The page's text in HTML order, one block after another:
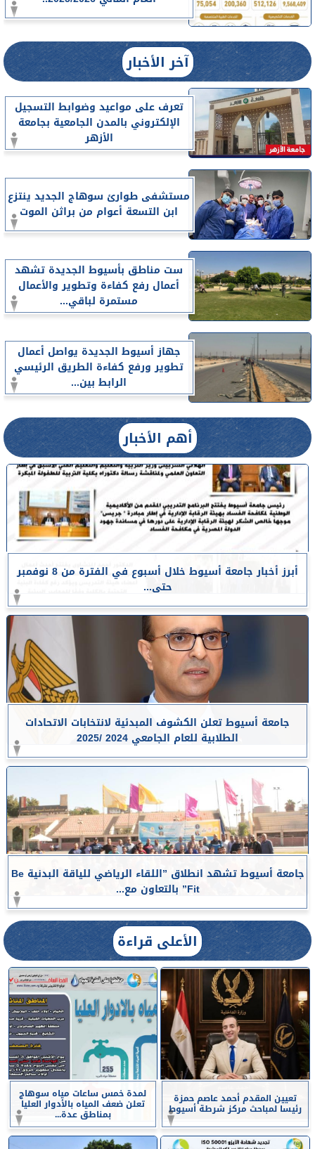
آخر الأخبار
تعرف على مواعيد وضوابط التسجيل
الإلكتروني بالمدن الجامعية بجامعة
الأزهر
مستشفى طوارئ سوهاج الجديد ينتزع
ابن التسعة أعوام من براثن الموت
ست مناطق بأسيوط الجديدة تشهد
أعمال رفع كفاءة وتطوير والأعمال
مستمرة لباقي...
جهاز أسيوط الجديدة يواصل أعمال
تطوير ورفع كفاءة الطريق الرئيسي
الرابط بين...
أهم الأخبار
أبرز أخبار جامعة أسيوط خلال أسبوع في الفترة من 8 نوفمبر
حتى...
جامعة أسيوط تعلن الكشوف المبدئية لانتخابات الاتحادات
الطلابية للعام الجامعي 2024 /2025
جامعة أسيوط تشهد انطلاق ”اللقاء الرياضي للياقة البدنية Be
Fit” بالتعاون مع...
الأعلى قراءة
تعيين المقدم أحمد عاصم حمزة
رئيسا لمباحث مركز شرطة أسيوط
لمدة خمس ساعات مياه سوهاج
تعلن ضعف المياه بالأدوار العليا
بمناطق عدة...